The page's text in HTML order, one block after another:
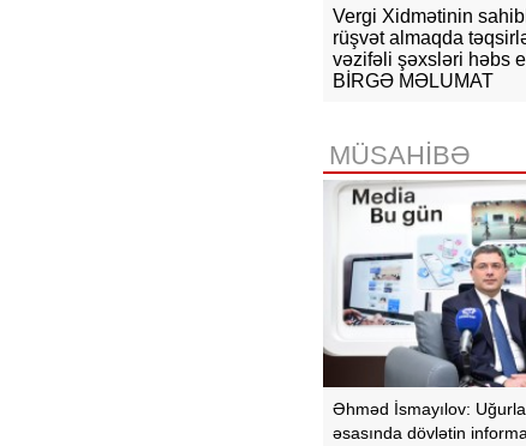
vaxtlarda TRIPP
icrasına başlayacağıq
10:15 Paşinyan:
Vergi Xidmətinin
rüşvət almaqda
vəzifəli şəxsləri həbs
BİRGƏ MƏLUMAT
MÜSAHİBƏ
Əhməd İsmayılov:
əsasında dövlətin